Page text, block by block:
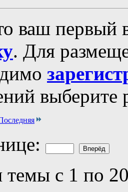
ваш первый
. Для
выберите
темы с 1 по